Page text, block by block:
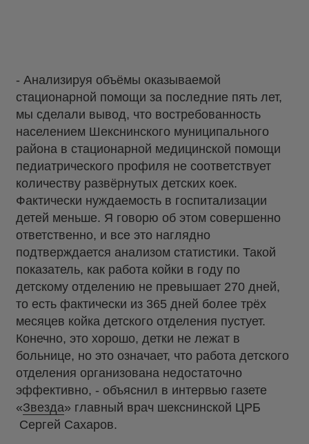
- Анализируя объёмы оказываемой
стационарной помощи за последние пять лет,
мы сделали вывод, что востребованность
населением Шекснинского муниципального
района в стационарной медицинской помощи
педиатрического профиля не соответствует
количеству развёрнутых детских коек.
Фактически нуждаемость в госпитализации
детей меньше. Я говорю об этом совершенно
ответственно, и все это наглядно
подтверждается анализом статистики. Такой
показатель, как работа койки в году по
детскому отделению не превышает 270 дней,
то есть фактически из 365 дней более трёх
месяцев койка детского отделения пустует.
Конечно, это хорошо, детки не лежат в
больнице, но это означает, что работа детского
отделения организована недостаточно
эффективно, - объяснил в интервью газете
«Звезда» главный врач шекснинской ЦРБ
Сергей Сахаров.